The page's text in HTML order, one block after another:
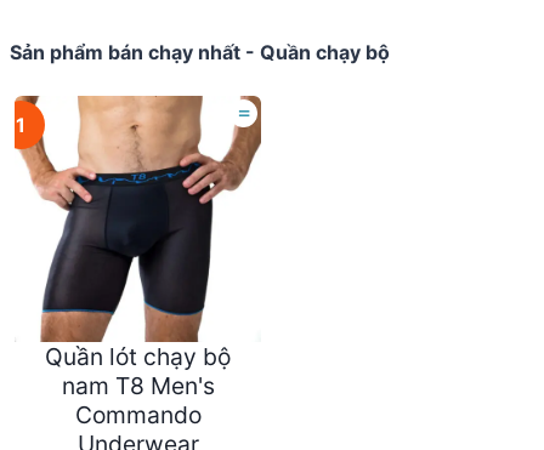
Sản phẩm bán chạy nhất - Quần chạy bộ
1 =
Quần lót chạy bộ
nam T8 Men's
Commando